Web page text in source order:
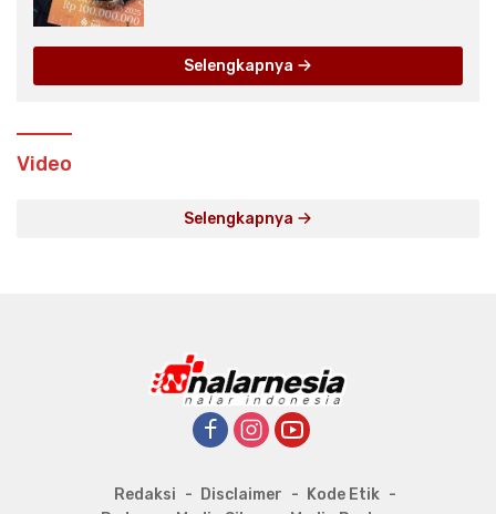
Selengkapnya
Video
Selengkapnya
Redaksi Disclaimer
Kode Etik